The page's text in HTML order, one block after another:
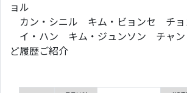
ョル
カン・シニル キム・ビョンセ チョ
イ・ハン キム・ジュンソン チャン
ど履歴ご紹介